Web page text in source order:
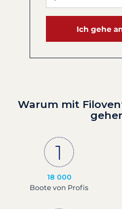
Ich gehe
Warum mit
18 000
Boote von Profis